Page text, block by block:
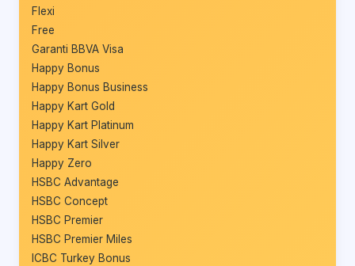
Flexi
Free
Garanti BBVA Visa
Happy Bonus
Happy Bonus Business
Happy Kart Gold
Happy Kart Platinum
Happy Kart Silver
Happy Zero
HSBC Advantage
HSBC Concept
HSBC Premier
HSBC Premier Miles
ICBC Turkey Bonus